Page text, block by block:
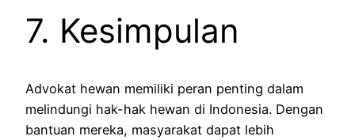
7. Kesimpulan
Advokat hewan memiliki peran penting dalam
melindungi hak-hak hewan di Indonesia. Dengan
bantuan mereka, masyarakat dapat lebih